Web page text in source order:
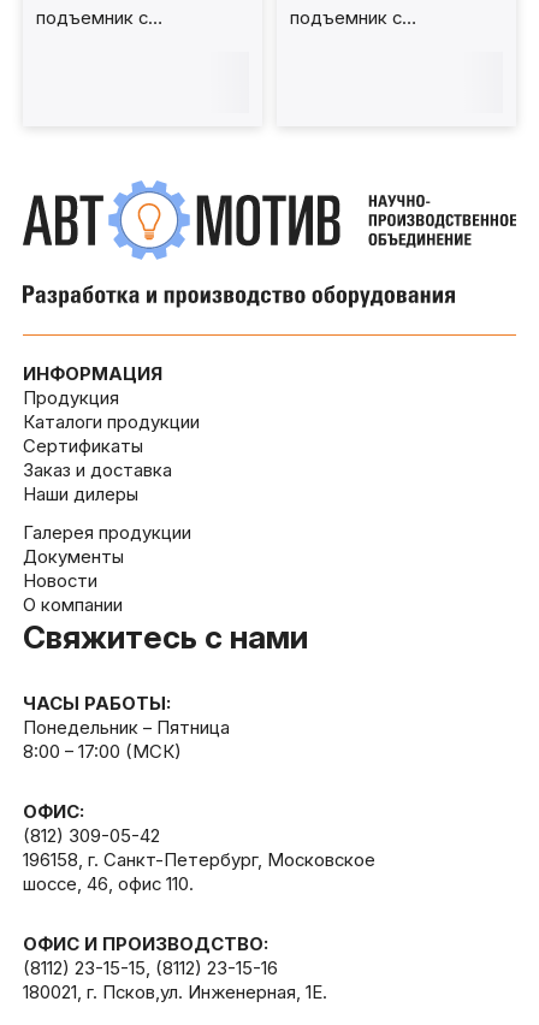
подъемник с
подъемник с
ИНФОРМАЦИЯ
Продукция
Каталоги продукции
Сертификаты
Заказ и доставка
Наши дилеры
Галерея продукции
Документы
Новости
О компании
Свяжитесь с нами
ЧАСЫ РАБОТЫ:
Понедельник – Пятница
8:00 – 17:00 (МСК)
ОФИС:
(812) 309-05-42
196158, г. Санкт-Петербург, Московское
шоссе, 46, офис 110.
ОФИС И ПРОИЗВОДСТВО:
(8112) 23-15-15, (8112) 23-15-16
180021, г. Псков,ул. Инженерная, 1Е.